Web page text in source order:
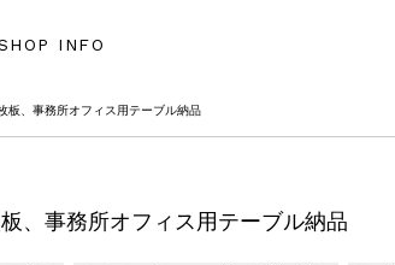
INFO
板、事務所オフィス用テーブル納品
、事務所オフィス用テーブル納品